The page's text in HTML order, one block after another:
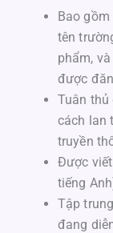
Bao
tên
phẩm,
được
Tuân thủ
cách lan
truyền
Được
tiếng
Tập
đang